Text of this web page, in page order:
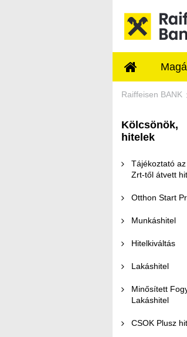
Raiffeisen BANK
Kölcsönök,
hitelek
Tájékoztató
Zrt-től átvett
Otthon Start
Munkáshitel
Hitelkiváltás
Lakáshitel
Minősített
Lakáshitel
CSOK Plusz